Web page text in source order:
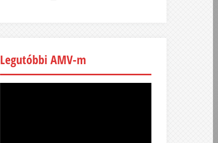
Legutóbbi AMV-m